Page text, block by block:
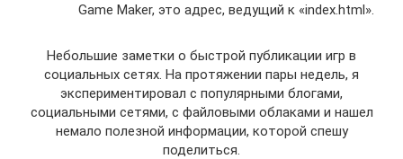
Game Maker, это адрес, ведущий к «index.html».
Небольшие заметки о быстрой публикации игр в
социальных сетях. На протяжении пары недель, я
экспериментировал с популярными блогами,
социальными сетями, с файловыми облаками и нашел
немало полезной информации, которой спешу
поделиться.